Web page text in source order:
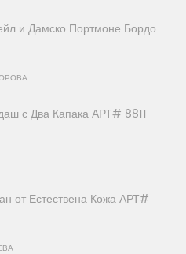
и Дамско Портмоне Бордо
с Два Капака АРТ# 8811
от Естествена Кожа АРТ#